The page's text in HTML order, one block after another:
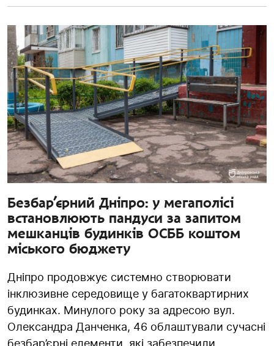
Безбар’єрний Дніпро: у мегаполісі
встановлюють пандуси за запитом
мешканців будинків ОСББ коштом
міського бюджету
Дніпро продовжує системно створювати
інклюзивне середовище у багатоквартирних
будинках. Минулого року за адресою вул.
Олександра Данченка, 46 облаштували сучасні
безбар’єрні елементи, які забезпечили